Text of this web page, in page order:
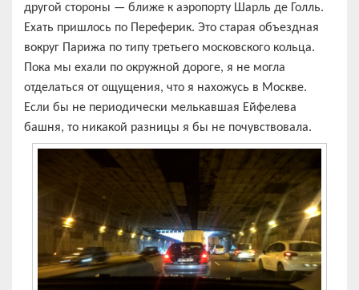
другой стороны — ближе к аэропорту Шарль де Голль.
Ехать пришлось по Переферик. Это старая объездная
вокруг Парижа по типу третьего московского кольца.
Пока мы ехали по окружной дороге, я не могла
отделаться от ощущения, что я нахожусь в Москве.
Если бы не периодически мелькавшая Ейфелева
башня, то никакой разницы я бы не почувствовала.